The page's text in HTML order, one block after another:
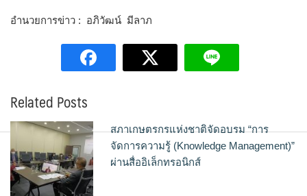
อำนวยการข่าว : อภิวัฒน์ มีลาภ
Related Posts
สภาเกษตรกรแห่งชาติจัดอบรม “การ
จัดการความรู้ (Knowledge Management)”
ผ่านสื่ออิเล็กทรอนิกส์